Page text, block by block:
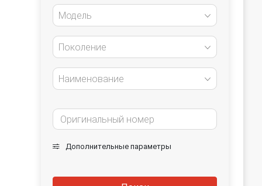
Модель
Поколение
Наименование
Дополнительные параметры